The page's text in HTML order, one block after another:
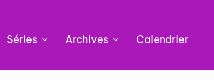
Séries Archives Calendrier